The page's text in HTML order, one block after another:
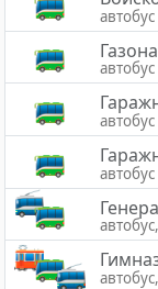
автобус
автобус
автобус
автобус